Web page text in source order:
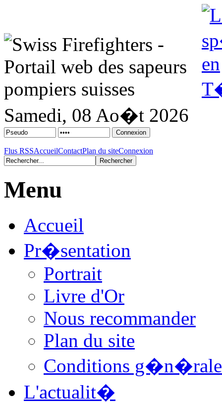
Samedi, 08 Ao�t 2026
Flus RSSAccueilContactPlan du siteConnexion
Menu
Accueil
Pr�sentation
Portrait
Livre d'Or
Nous recommander
Plan du site
Conditions
L'actualit�